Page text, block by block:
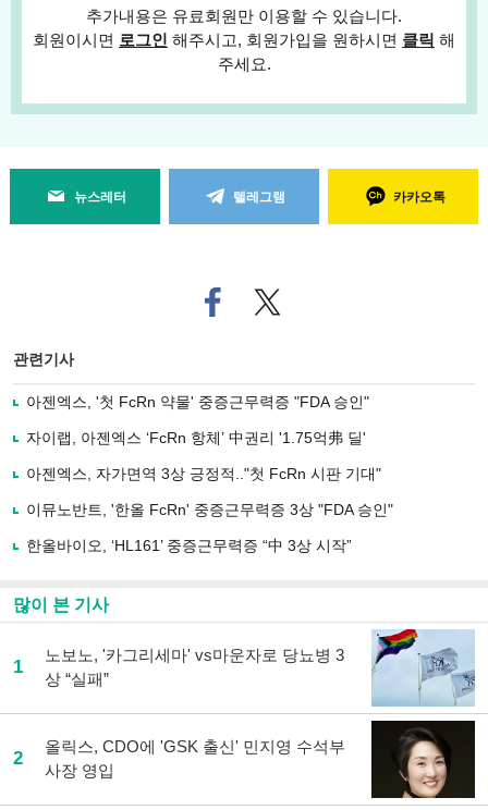
추가내용은 유료회원만 이용할 수 있습니다.
회원이시면 로그인 해주시고, 회원가입을 원하시면 클릭 해
주세요.
뉴스레터 텔레그램 카카오톡
페
이
로
기
사
유
기
트위
터로
관련기사
아젠엑스, '첫 FcRn 약물' 중증근무력증 "FDA 승인"
자이랩, 아젠엑스 ‘FcRn 항체’ 中권리 '1.75억弗 딜'
아젠엑스, 자가면역 3상 긍정적.."첫 FcRn 시판 기대"
이뮤노반트, '한올 FcRn' 중증근무력증 3상 "FDA 승인"
한올바이오, ‘HL161’ 중증근무력증 “中 3상 시작”
많이 본 기사
1
노보노, '카그리세마' vs마운자로 당뇨병 3
상 “실패”
2
올릭스, CDO에 'GSK 출신' 민지영 수석부
사장 영입